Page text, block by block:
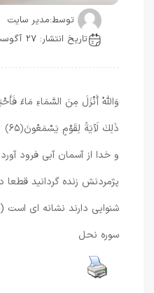
توسط:مدیر سایت
تاریخ انتشار: 27 آگوست
وَاللَّهُ أَنْزَلَ مِنَ السَّمَاءِ مَاءً
ذَلِكَ لَآيَةً لِقَوْمٍ يَسْمَعُونَ﴿۶۵﴾
و خدا از آسمان آبى فرود
پژمردنش زنده گردانيد قطعا
شنوايى دارند نشانه‏ اى است (۶۵)
سوره نحل